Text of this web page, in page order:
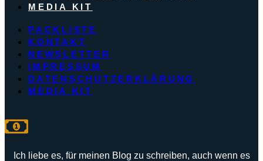
MEDIA KIT
PACKLISTE
KONTAKT
NEWSLETTER
IMPRESSUM
DATENSCHUTZERKLÄRUNG
MEDIA KIT
Ich liebe es, für meinen Blog zu schreiben, auch wenn es